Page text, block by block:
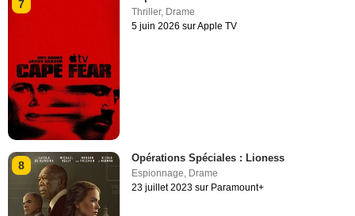
7
Thriller, Drame
5 juin 2026 sur Apple TV
8
Opérations Spéciales : Lioness
Espionnage Drame
23 juillet 2023 sur Paramount+